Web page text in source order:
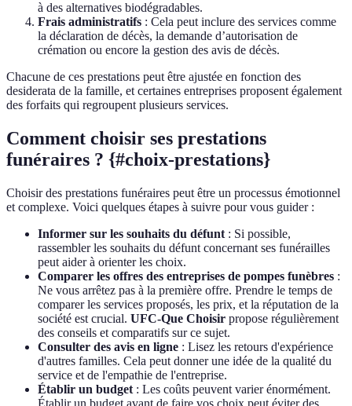
à des alternatives biodégradables.
Frais administratifs : Cela peut inclure des services comme
la déclaration de décès, la demande d’autorisation de
crémation ou encore la gestion des avis de décès.
Chacune de ces prestations peut être ajustée en fonction des
desiderata de la famille, et certaines entreprises proposent également
des forfaits qui regroupent plusieurs services.
Comment choisir ses prestations
funéraires ? {#choix-prestations}
Choisir des prestations funéraires peut être un processus émotionnel
et complexe. Voici quelques étapes à suivre pour vous guider :
Informer sur les souhaits du défunt : Si possible,
rassembler les souhaits du défunt concernant ses funérailles
peut aider à orienter les choix.
Comparer les offres des entreprises de pompes funèbres :
Ne vous arrêtez pas à la première offre. Prendre le temps de
comparer les services proposés, les prix, et la réputation de la
société est crucial. UFC-Que Choisir propose régulièrement
des conseils et comparatifs sur ce sujet.
Consulter des avis en ligne : Lisez les retours d'expérience
d'autres familles. Cela peut donner une idée de la qualité du
service et de l'empathie de l'entreprise.
Établir un budget : Les coûts peuvent varier énormément.
Établir un budget avant de faire vos choix peut éviter des